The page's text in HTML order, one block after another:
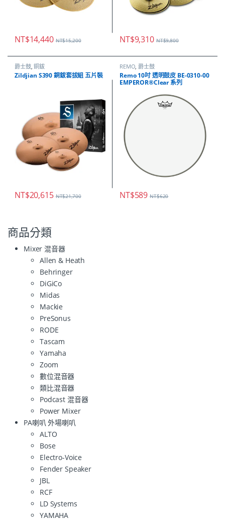
NT$14,440 NT$15,200 NT$9,310 NT$9,800
爵士鼓,銅鈸
Zildjian S390 銅鈸套拔組 五片裝
NT$20,615 NT$21,700
REMO, 爵士鼓
Remo 10吋 透明鼓皮 BE-0310-00
EMPEROR®Clear 系列
NT$589 NT$620
商品分類
Mixer 混音器
Allen & Heath
Behringer
DiGiCo
Midas
Mackie
PreSonus
RODE
Tascam
Yamaha
Zoom
數位混音器
類比混音器
Podcast 混音器
Power Mixer
PA喇叭 外場喇叭
ALTO
Bose
Electro-Voice
Fender Speaker
JBL
RCF
LD Systems
YAMAHA